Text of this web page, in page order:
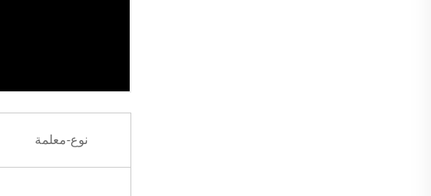
نوع-معلمة